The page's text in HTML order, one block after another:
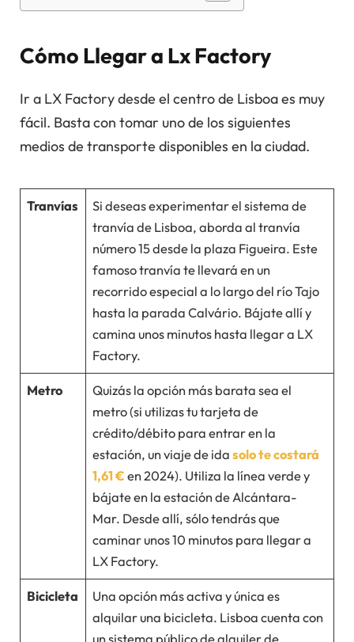
Cómo Llegar a Lx Factory
Ir a LX Factory desde el centro de Lisboa es muy
fácil. Basta con tomar uno de los siguientes
medios de transporte disponibles en la ciudad.
Tranvías
Si deseas experimentar el sistema de
tranvía de Lisboa, aborda al tranvía
número 15 desde la plaza Figueira. Este
famoso tranvía te llevará en un
recorrido especial a lo largo del río Tajo
hasta la parada Calvário. Bájate allí y
camina unos minutos hasta llegar a LX
Factory.
Metro
Quizás la opción más barata sea el
metro (si utilizas tu tarjeta de
crédito/débito para entrar en la
estación, un viaje de idasolo te costará
1,61 € en 2024). Utiliza la línea verde y
bájate en la estación de Alcántara-
Mar. Desde allí, sólo tendrás que
caminar unos 10 minutos para llegar a
LX Factory.
Bicicleta
Una opción más activa y única es
alquilar una bicicleta. Lisboa cuenta con
un sistema público de alquiler de